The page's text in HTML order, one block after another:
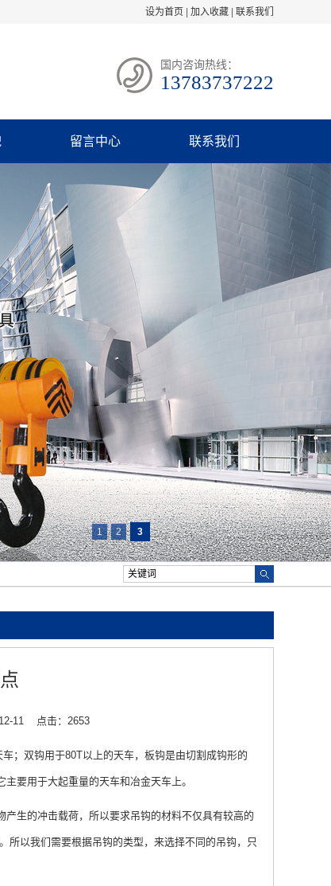
设为首页 加入收藏 联系我们
国内咨询热线：
13783737222
留言中心 联系我们
1 2 3
11 点击：2653
；双钩用于80T以上的天车，板钩是由切割成钩形的
要用于大起重量的天车和冶金天车上。
生的冲击载荷，所以要求吊钩的材料不仅具有较高的
所以我们需要根据吊钩的类型，来选择不同的吊钩，只